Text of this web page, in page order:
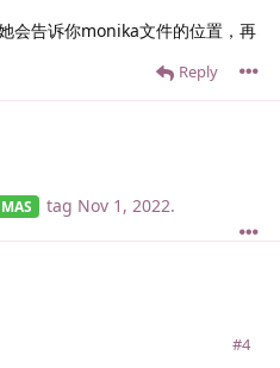
会告诉你monika文件的位置，再
Reply
MAS tag Nov 1, 2022.
#4